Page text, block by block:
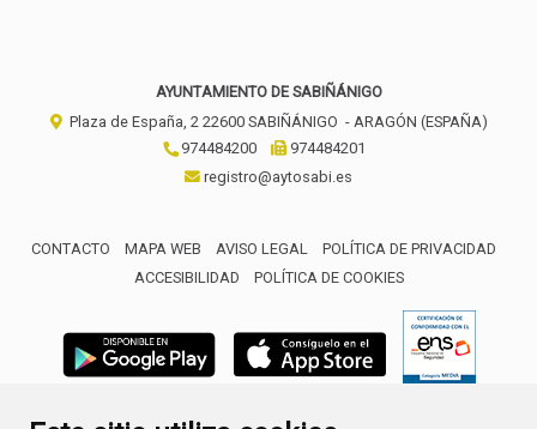
AYUNTAMIENTO DE SABIÑÁNIGO
Plaza de España, 2 22600 SABIÑÁNIGO - ARAGÓN (ESPAÑA)
974484200
974484201
registro@aytosabi.es
CONTACTO MAPA WEB AVISO LEGAL
POLÍTICA DE PRIVACIDAD
ACCESIBILIDAD
POLÍTICA DE COOKIES